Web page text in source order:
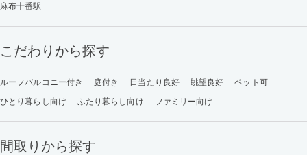
麻布十番駅
こだわりから探す
ルーフバルコニー付き 庭付き 日当たり良好 眺望良好
ペット可
ひとり暮らし向け
ふたり暮らし向け ファミリー向け
間取りから探す